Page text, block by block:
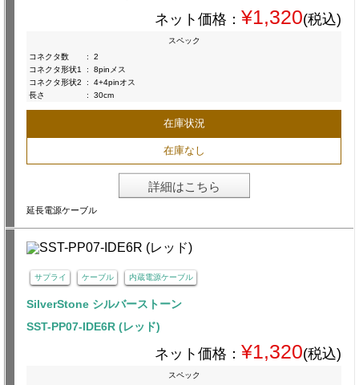
ネット価格： ¥1,320(税込)
スペック
コネクタ数
:
2
コネクタ形状1
:
8pinメス
コネクタ形状2
:
4+4pinオス
長さ
: 30cm
在庫状況
在庫なし
詳細はこちら
延長電源ケーブル
サプライ ケーブル 内蔵電源ケーブル
SilverStone シルバーストーン
SST-PP07-IDE6R (レッド)
ネット価格： ¥1,320(税込)
スペック